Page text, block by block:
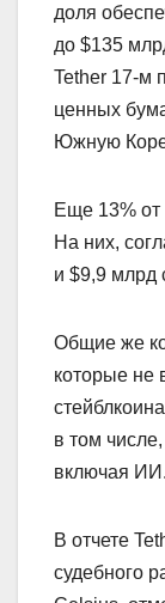
доля
до $135
Tether 17-м
ценных
Южную
Еще 13% от
На них,
и $9,9 млрд
Общие же
которые не
в том
включая ИИ.
В отчете
судебного